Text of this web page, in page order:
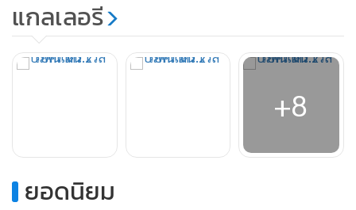
ปกติ แต่มีหนามบนเพดาน ไปจนถึงเลเซอร์ขวางทางยิงมาจาก
ซ้ายขวาสะกิดถูกทีเดียวตาย
ส่วนของศัตรูก็มีความหลากหลายทั้งแบบดักยิง, พุ่งชน, อยู่กับที่
ขวางทางหรือคอยป่วนเวลากระโดด มีเอกลักษณ์เฉพาะของ
แต่ละฉากอย่างในป่าก็จะเจอหุ่นยนต์ลิง, ด่านกลางอากาศก็จะ
เจอหุ่นพัดลม ผสมผสานกับรูปแบบกับดักต่างๆ เรียกได้ว่าทุก
แกลเลอรี
+8
ยอดนิยม